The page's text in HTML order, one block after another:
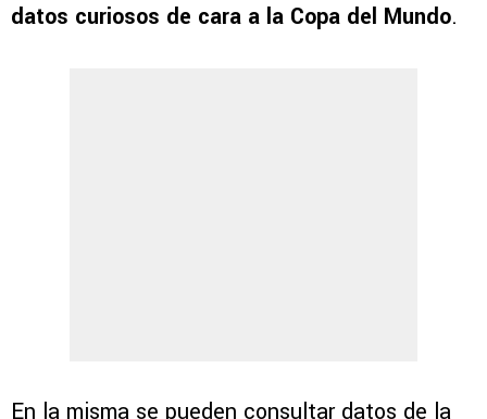
datos curiosos de cara a la Copa del Mundo.
En la misma se pueden consultar datos de la